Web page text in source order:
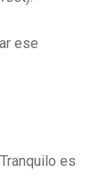
ese
es